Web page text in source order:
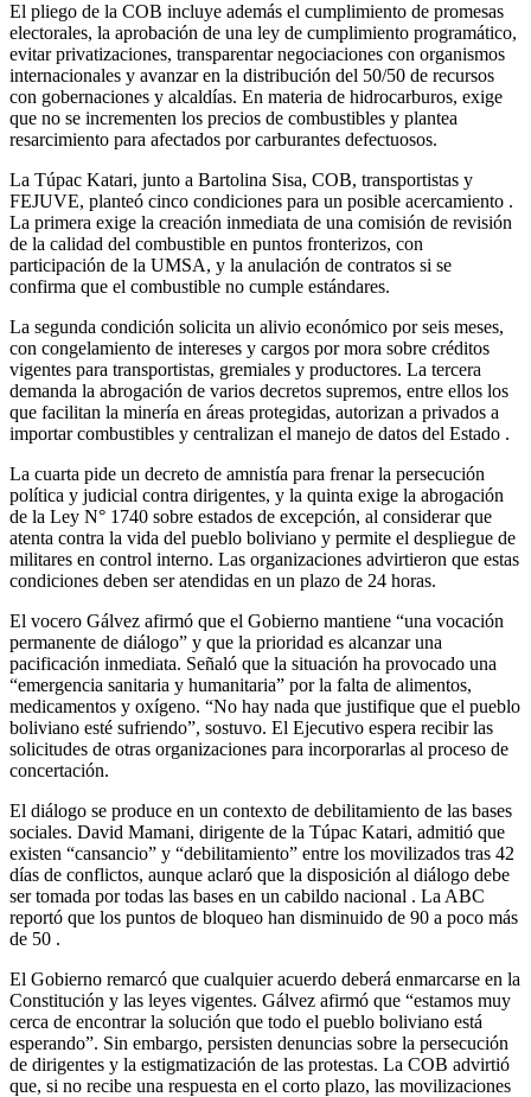
El pliego de la COB incluye además el cumplimiento de promesas
electorales, la aprobación de una ley de cumplimiento programático,
evitar privatizaciones, transparentar negociaciones con organismos
internacionales y avanzar en la distribución del 50/50 de recursos
con gobernaciones y alcaldías. En materia de hidrocarburos, exige
que no se incrementen los precios de combustibles y plantea
resarcimiento para afectados por carburantes defectuosos.
La Túpac Katari, junto a Bartolina Sisa, COB, transportistas y
FEJUVE, planteó cinco condiciones para un posible acercamiento .
La primera exige la creación inmediata de una comisión de revisión
de la calidad del combustible en puntos fronterizos, con
participación de la UMSA, y la anulación de contratos si se
confirma que el combustible no cumple estándares.
La segunda condición solicita un alivio económico por seis meses,
con congelamiento de intereses y cargos por mora sobre créditos
vigentes para transportistas, gremiales y productores. La tercera
demanda la abrogación de varios decretos supremos, entre ellos los
que facilitan la minería en áreas protegidas, autorizan a privados a
importar combustibles y centralizan el manejo de datos del Estado .
La cuarta pide un decreto de amnistía para frenar la persecución
política y judicial contra dirigentes, y la quinta exige la abrogación
de la Ley N° 1740 sobre estados de excepción, al considerar que
atenta contra la vida del pueblo boliviano y permite el despliegue de
militares en control interno. Las organizaciones advirtieron que estas
condiciones deben ser atendidas en un plazo de 24 horas.
El vocero Gálvez afirmó que el Gobierno mantiene “una vocación
permanente de diálogo” y que la prioridad es alcanzar una
pacificación inmediata. Señaló que la situación ha provocado una
“emergencia sanitaria y humanitaria” por la falta de alimentos,
medicamentos y oxígeno. “No hay nada que justifique que el pueblo
boliviano esté sufriendo”, sostuvo. El Ejecutivo espera recibir las
solicitudes de otras organizaciones para incorporarlas al proceso de
concertación.
El diálogo se produce en un contexto de debilitamiento de las bases
sociales. David Mamani, dirigente de la Túpac Katari, admitió que
existen “cansancio” y “debilitamiento” entre los movilizados tras 42
días de conflictos, aunque aclaró que la disposición al diálogo debe
ser tomada por todas las bases en un cabildo nacional . La ABC
reportó que los puntos de bloqueo han disminuido de 90 a poco más
de 50 .
El Gobierno remarcó que cualquier acuerdo deberá enmarcarse en la
Constitución y las leyes vigentes. Gálvez afirmó que “estamos muy
cerca de encontrar la solución que todo el pueblo boliviano está
esperando”. Sin embargo, persisten denuncias sobre la persecución
de dirigentes y la estigmatización de las protestas. La COB advirtió
que, si no recibe una respuesta en el corto plazo, las movilizaciones